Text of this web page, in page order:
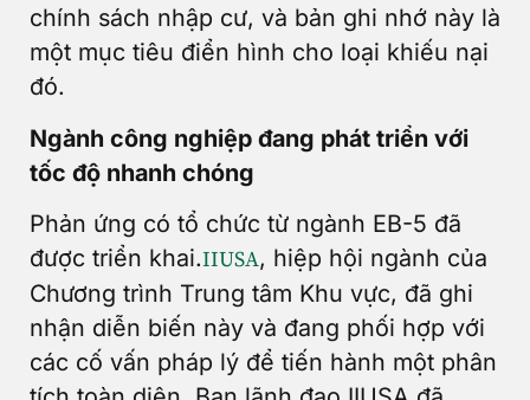
chính sách nhập cư, và bản ghi nhớ này là
một mục tiêu điển hình cho loại khiếu nại
đó.
Ngành công nghiệp đang phát triển với
tốc độ nhanh chóng
Phản ứng có tổ chức từ ngành EB-5 đã
được triển khai.IIUSA, hiệp hội ngành của
Chương trình Trung tâm Khu vực, đã ghi
nhận diễn biến này và đang phối hợp với
các cố vấn pháp lý để tiến hành một phân